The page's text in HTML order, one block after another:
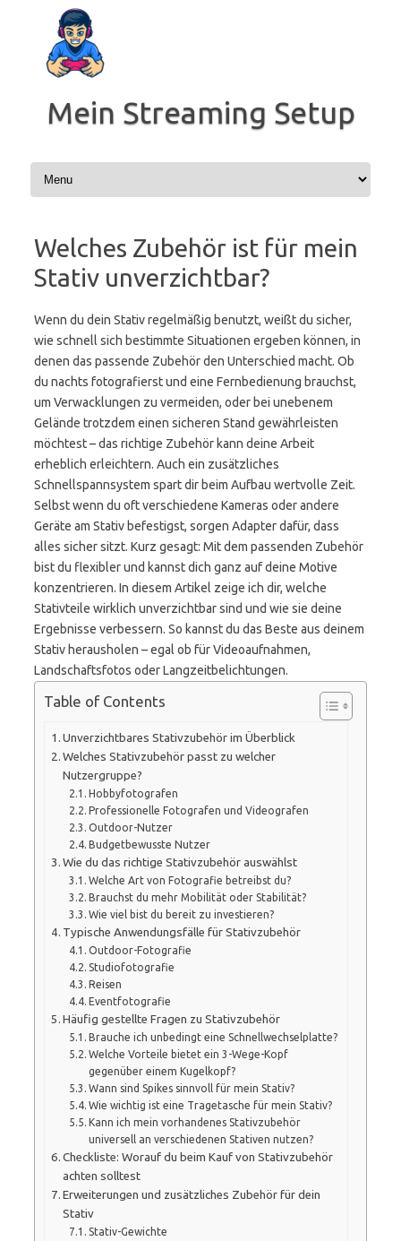
springen
Mein Streaming Setup
Welches Zubehör ist für mein
Stativ unverzichtbar?
Wenn du dein Stativ regelmäßig benutzt, weißt du sicher,
wie schnell sich bestimmte Situationen ergeben können, in
denen das passende Zubehör den Unterschied macht. Ob
du nachts fotografierst und eine Fernbedienung brauchst,
um Verwacklungen zu vermeiden, oder bei unebenem
Gelände trotzdem einen sicheren Stand gewährleisten
möchtest – das richtige Zubehör kann deine Arbeit
erheblich erleichtern. Auch ein zusätzliches
Schnellspannsystem spart dir beim Aufbau wertvolle Zeit.
Selbst wenn du oft verschiedene Kameras oder andere
Geräte am Stativ befestigst, sorgen Adapter dafür, dass
alles sicher sitzt. Kurz gesagt: Mit dem passenden Zubehör
bist du flexibler und kannst dich ganz auf deine Motive
konzentrieren. In diesem Artikel zeige ich dir, welche
Stativteile wirklich unverzichtbar sind und wie sie deine
Ergebnisse verbessern. So kannst du das Beste aus deinem
Stativ herausholen – egal ob für Videoaufnahmen,
Landschaftsfotos oder Langzeitbelichtungen.
Table of Contents
Unverzichtbares Stativzubehör im Überblick
Welches Stativzubehör passt zu welcher
Nutzergruppe?
Hobbyfotografen
Professionelle Fotografen und Videografen
Outdoor-Nutzer
Budgetbewusste Nutzer
Wie du das richtige Stativzubehör auswählst
Welche Art von Fotografie betreibst du?
Brauchst du mehr Mobilität oder Stabilität?
Wie viel bist du bereit zu investieren?
Typische Anwendungsfälle für Stativzubehör
Outdoor-Fotografie
Studiofotografie
Reisen
Eventfotografie
Häufig gestellte Fragen zu Stativzubehör
Brauche ich unbedingt eine Schnellwechselplatte?
Welche Vorteile bietet ein 3-Wege-Kopf
gegenüber einem Kugelkopf?
Wann sind Spikes sinnvoll für mein Stativ?
Wie wichtig ist eine Tragetasche für mein Stativ?
Kann ich mein vorhandenes Stativzubehör
universell an verschiedenen Stativen nutzen?
Checkliste: Worauf du beim Kauf von Stativzubehör
achten solltest
Erweiterungen und zusätzliches Zubehör für dein
Stativ
Stativ-Gewichte